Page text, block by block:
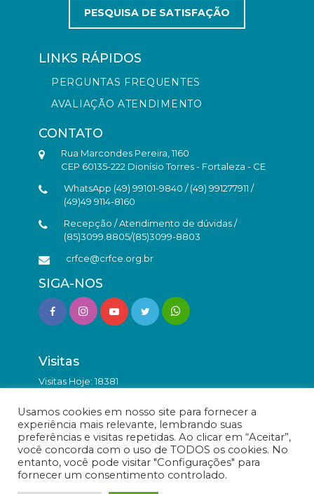
PESQUISA DE SATISFAÇÃO
LINKS RÁPIDOS
PERGUNTAS FREQUENTES
AVALIAÇÃO ATENDIMENTO
CONTATO
Rua Marcondes Pereira, 1160
CEP 60135-222 Dionísio Torres - Fortaleza - CE
WhatsApp (49) 99101-9840 / (49) 991277911 /
(49)49 9114-8160
Recepção / Atendimento de dúvidas /
(85)3099.8805/(85)3099-8803
crfce@crfce.org.br
SIGA-NOS
Visitas
Visitas Hoje: 18381
Usamos cookies em nosso site para fornecer a
experiência mais relevante, lembrando suas
preferências e visitas repetidas. Ao clicar em “Aceitar”,
você concorda com o uso de TODOS os cookies. No
entanto, você pode visitar "Configurações" para
fornecer um consentimento controlado.